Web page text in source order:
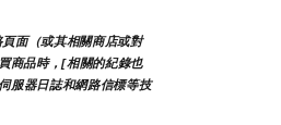
面（或其相關商店或對
商品時，[相關的紀錄也
服器日誌和網路信標等技